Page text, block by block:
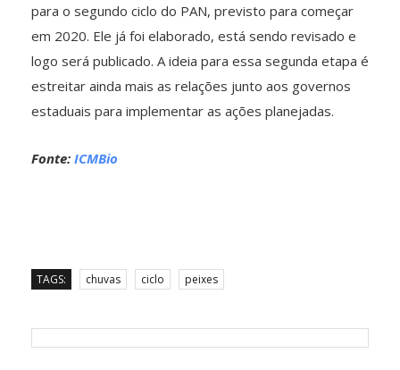
para o segundo ciclo do PAN, previsto para começar
em 2020. Ele já foi elaborado, está sendo revisado e
logo será publicado. A ideia para essa segunda etapa é
estreitar ainda mais as relações junto aos governos
estaduais para implementar as ações planejadas.
Fonte: ICMBio
TAGS: chuvas ciclo peixes